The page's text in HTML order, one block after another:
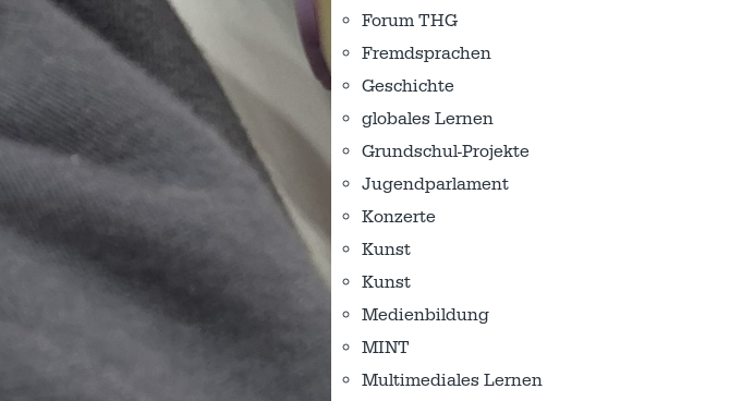
Forum THG
Fremdsprachen
Geschichte
globales Lernen
Grundschul-Projekte
Jugendparlament
Konzerte
Kunst
Kunst
Medienbildung
MINT
Multimediales Lernen